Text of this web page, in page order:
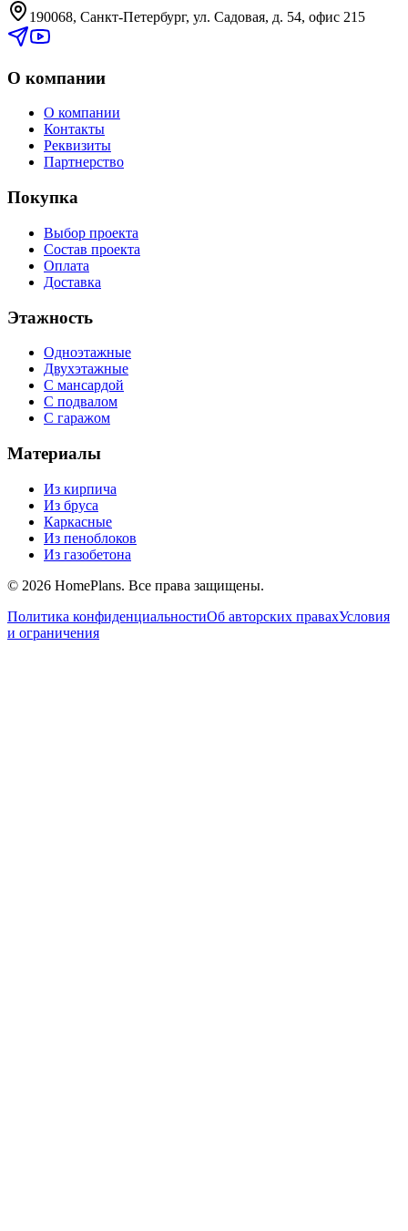
190068, Санкт-Петербург, ул. Садовая, д. 54, офис 215
О компании
О компании
Контакты
Реквизиты
Партнерство
Покупка
Выбор проекта
Состав проекта
Оплата
Доставка
Этажность
Одноэтажные
Двухэтажные
С мансардой
С подвалом
С гаражом
Материалы
Из кирпича
Из бруса
Каркасные
Из пеноблоков
Из газобетона
© 2026 HomePlans. Все права защищены.
Политика конфиденциальностиОб авторских правахУсловия
и ограничения